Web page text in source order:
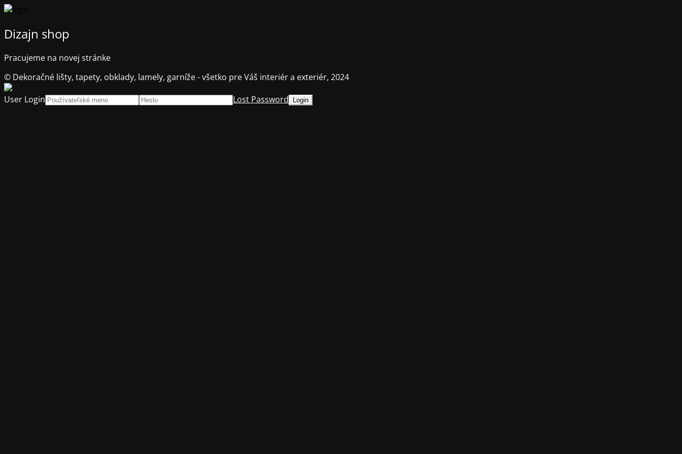
Dizajn shop
Pracujeme na novej stránke
© Dekoračné lišty, tapety, obklady, lamely, garníže - všetko pre Váš interiér a exteriér, 2024
User Login
Lost Password